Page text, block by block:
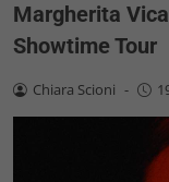
Margherita
Showtime Tour
Chiara Scioni -